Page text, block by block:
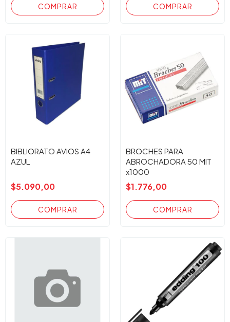
BIBLIORATO AVIOS A4
AZUL
$5.090,00
BROCHES PARA
ABROCHADORA 50 MIT
x1000
$1.776,00